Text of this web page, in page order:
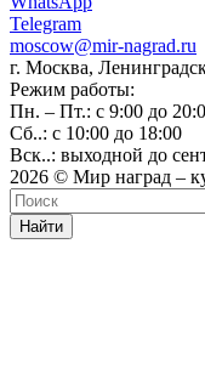
Telegram
moscow@mir-nagrad.ru
г. Москва,
Режим работы:
Пн. – Пт.: с 9:00 до
Сб..: с 10:00 до 18:00
Вск..: выходной до
2026 © Мир наград –
Найти